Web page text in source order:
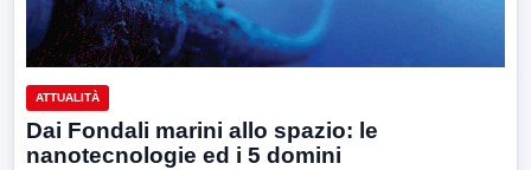
ATTUALITÀ
Dai Fondali marini allo spazio: le
nanotecnologie ed i 5 domini